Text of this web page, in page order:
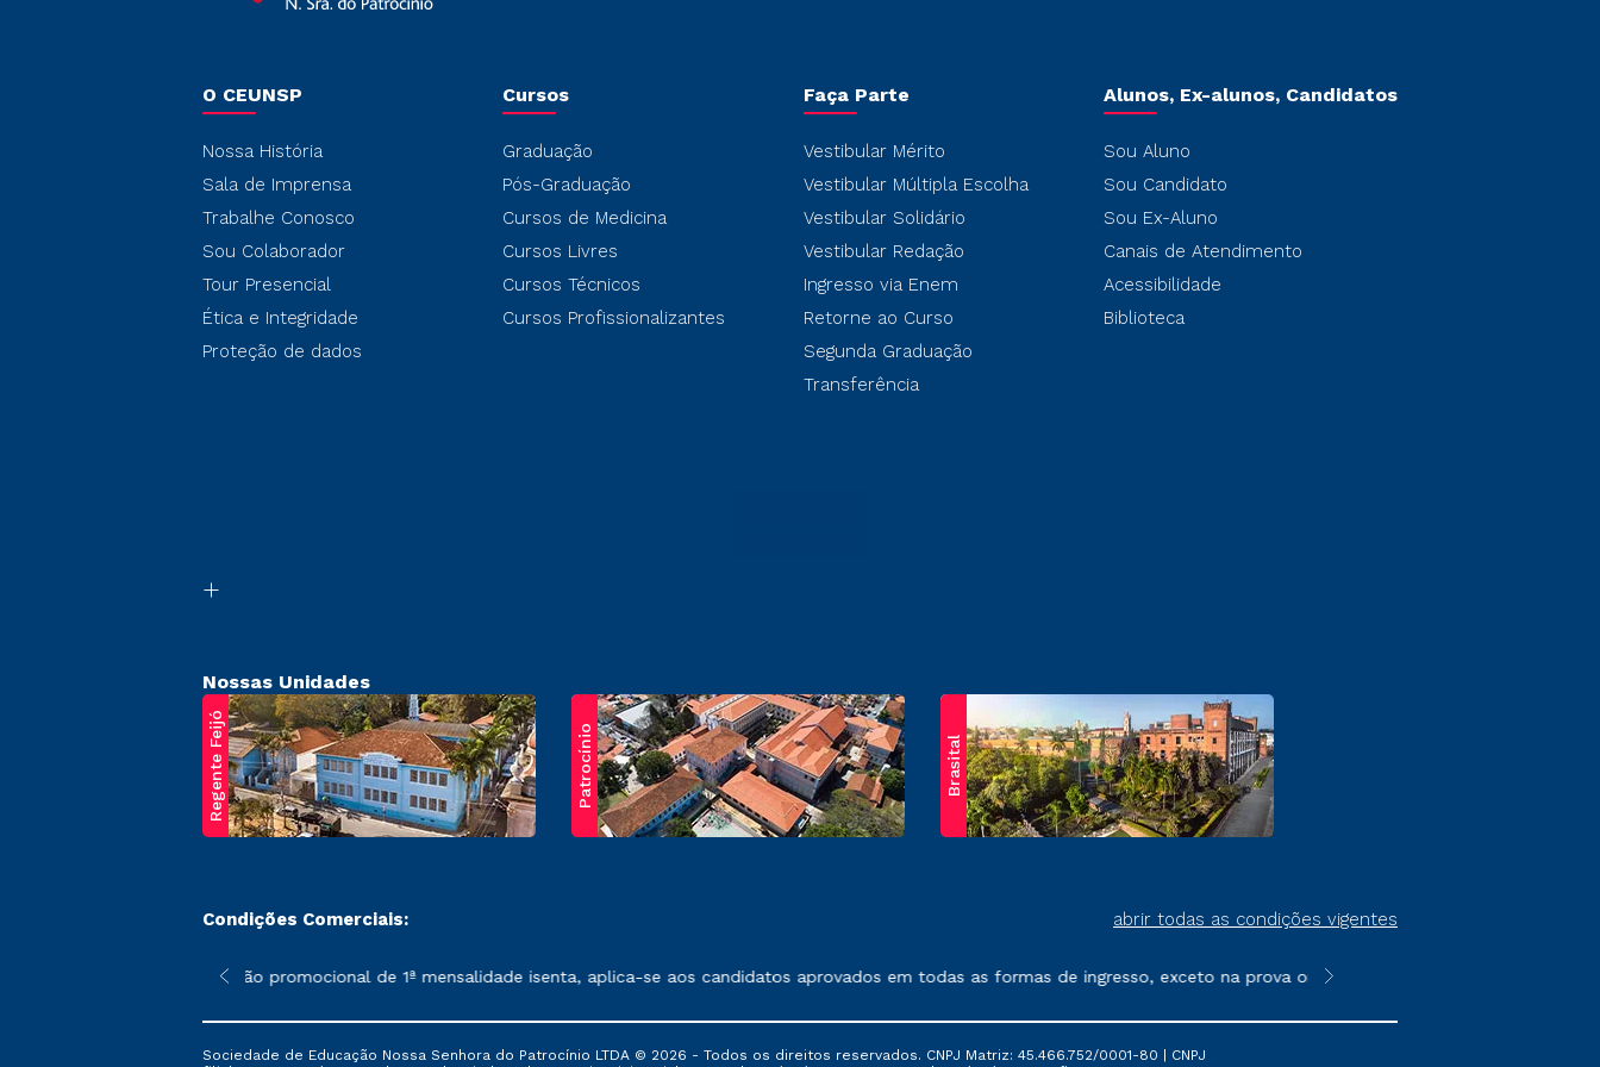
O CEUNSP
Nossa História
Sala de Imprensa
Trabalhe Conosco
Sou Colaborador
Tour Presencial
Ética e Integridade
Proteção de dados
Cursos
Graduação
Pós-Graduação
Cursos de Medicina
Cursos Livres
Cursos Técnicos
Cursos Profissionalizantes
Faça Parte
Vestibular Mérito
Vestibular Múltipla Escolha
Vestibular Solidário
Vestibular Redação
Ingresso via Enem
Retorne ao Curso
Segunda Graduação
Transferência
Alunos, Ex-alunos, Candidatos
Sou Aluno
Sou Candidato
Sou Ex-Aluno
Canais de Atendimento
Acessibilidade
Biblioteca
Nossas Unidades
Regente Feijó Patrocínio Brasital
Condições Comerciais: abrir todas as condições vigentes
sofrer alterações nos períodos de rematrícula conforme exposto no contrato de prestação de serviços.
*A condição promocional de 1ª mensalidade isenta, aplica-se aos candidatos aprovados em todas as formas de ingresso, exceto na prova on-line ou agendada, que ofertam
**Semipresencial é um formato do
Sociedade de Educação Nossa Senhora do Patrocínio LTDA © 2026 - Todos os direitos reservados. CNPJ Matriz: 45.466.752/0001-80 | CNPJ